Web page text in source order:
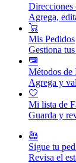
Direcciones
Agrega,
Mis Pedidos
Gestiona
Métodos de
Agrega y
Mi lista de
Guarda y
Sigue tu
Revisa el